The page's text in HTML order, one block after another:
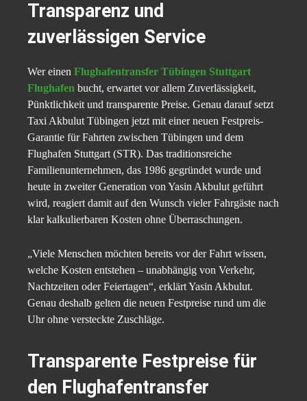
Transparenz und
zuverlässigen Service
Wer einen Flughafentransfer Tübingen Stuttgart
Flughafen bucht, erwartet vor allem Zuverlässigkeit,
Pünktlichkeit und transparente Preise. Genau darauf setzt
Taxi Akbulut Tübingen jetzt mit einer neuen Festpreis-
Garantie für Fahrten zwischen Tübingen und dem
Flughafen Stuttgart (STR). Das traditionsreiche
Familienunternehmen, das 1986 gegründet wurde und
heute in zweiter Generation von Yasin Akbulut geführt
wird, reagiert damit auf den Wunsch vieler Fahrgäste nach
klar kalkulierbaren Kosten ohne Überraschungen.
„Viele Menschen möchten bereits vor der Fahrt wissen,
welche Kosten entstehen – unabhängig von Verkehr,
Nachtzeiten oder Feiertagen“, erklärt Yasin Akbulut.
Genau deshalb gelten die neuen Festpreise rund um die
Uhr ohne versteckte Zuschläge.
Transparente Festpreise für
den Flughafentransfer